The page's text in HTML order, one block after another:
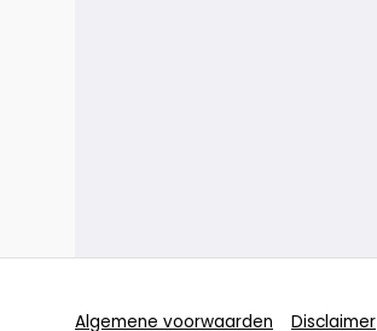
Algemene voorwaarden Disclaimer